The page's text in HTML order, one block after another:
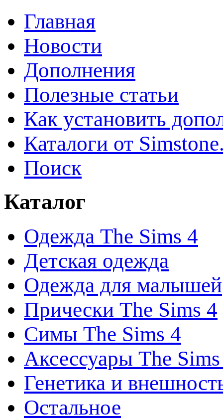
Главная
Новости
Дополнения
Полезные статьи
Как установить
Каталоги от
Поиск
Каталог
Одежда The Sims 4
Детская одежда
Одежда для малышей
Прически The Sims 4
Симы The Sims 4
Аксессуары The
Генетика и
Остальное